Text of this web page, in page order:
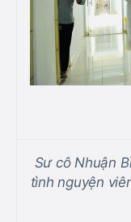
Sư cô Nhuận
tình nguyện